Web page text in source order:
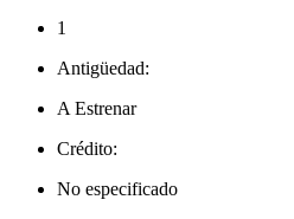
1
Antigüedad:
A Estrenar
Crédito:
No especificado